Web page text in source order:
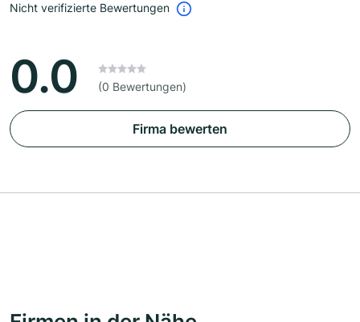
Nicht verifizierte Bewertungen
0.0 (0 Bewertungen)
Firma bewerten